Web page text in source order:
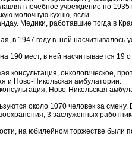
лечебное учреждение по
молочную кухню, ясли.
Медики, работавшие тогда в
в 1947 году в ней насчитывалось
190 мест, в ней насчитывается 19
консультация, онкологическое,
и Ново-Никольская амбулатории.
Ново-Никольская
около 1070 человек за смену.
3 заслуженных
на юбилейном торжестве были